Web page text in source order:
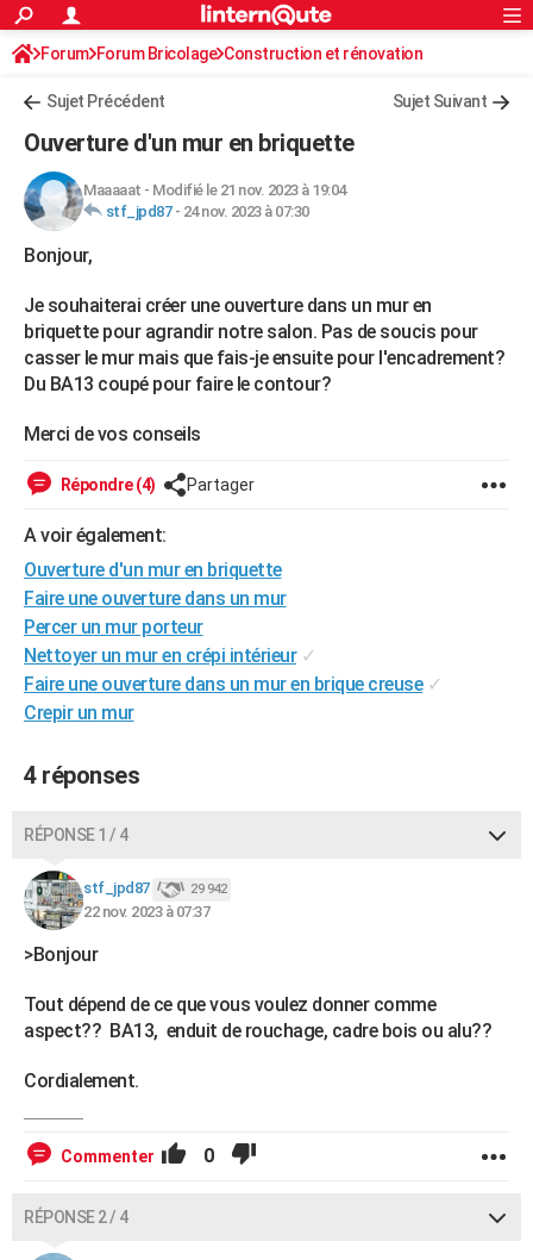
ACTUALITÉS
Politique
Société
Faits Divers
Education
Monde
Villes
+
FINANCE
Retraite
Impôts
Epargne
Immobilier
Risques naturels par ville
Banque
Assurance
Crédit
AUTO
Essais
Réserver un essai
Citadines
Berlines
SUV
Forum auto
+HIGH-TECH
Mobiles
Meilleur smartphone
Internet
Ordinateurs
Jeux vidéo
Guide high-tech
+
Forum
Aménagement intérieur
Extérieur
Cuisine
Salle de bains
Jardinage
Rangement
WEEK-END
PHOTO
GUIDES D'ACHAT
BONS PLANS
CARTE DE VOEUX
S'inscrire
Se connecter
Lycées
Collèges
Primaires
Universités
Entreprises
Service militaire
Avis de recherche
AVIS DE DÉCÈS
FORUM
Rechercher
S'inscrire
Connexion
Forum Forum Bricolage Construction et rénovation
Sujet Précédent Sujet Suivant
Ouverture d'un mur en briquette
Maaaaat - Modifié le 21 nov. 2023 à 19:04
stf_jpd87- 24 nov. 2023 à 07:30
Bonjour,
Je souhaiterai créer une ouverture dans un mur en
briquette pour agrandir notre salon. Pas de soucis pour
casser le mur mais que fais-je ensuite pour l'encadrement?
Du BA13 coupé pour faire le contour?
Merci de vos conseils
Répondre (4) Partager
A voir également:
Ouverture d'un mur en briquette
Faire une ouverture dans un mur
Percer un mur porteur
Nettoyer un mur en crépi intérieur ✓
Faire une ouverture dans un mur en brique creuse ✓
Crepir un mur
4 réponses
RÉPONSE 1 / 4
stf_jpd87 29 942
22 nov. 2023 à 07:37
>Bonjour
Tout dépend de ce que vous voulez donner comme
aspect?? BA13, enduit de rouchage, cadre bois ou alu??
Cordialement.
Commenter 0
RÉPONSE 2 / 4